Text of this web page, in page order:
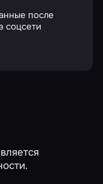
после
соцсети